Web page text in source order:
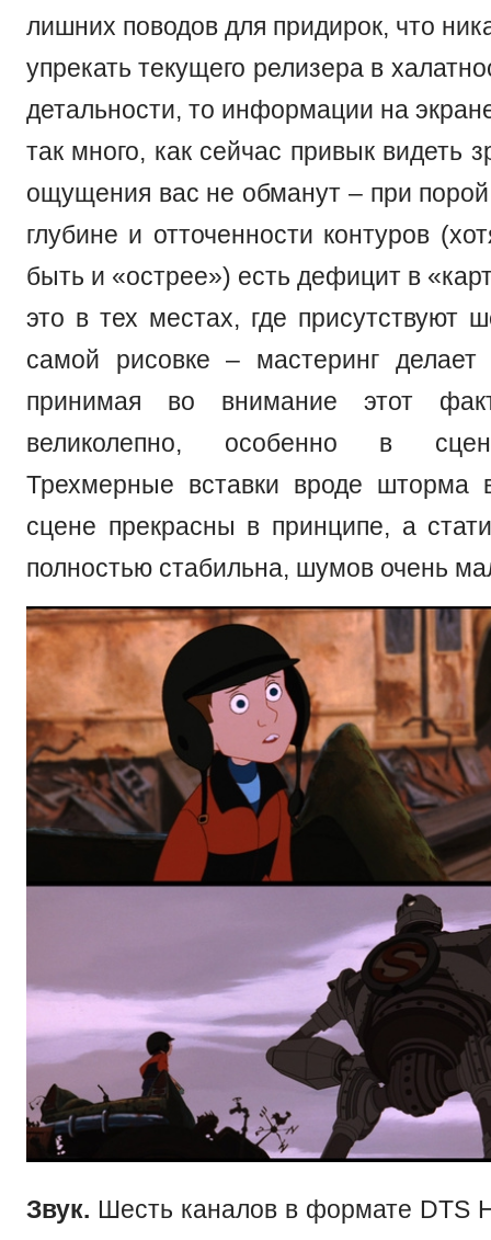
лишних поводов для придирок, что
упрекать текущего релизера в
детальности, то информации на
так много, как сейчас привык видеть
ощущения вас не обманут – при
глубине и отточенности контуров
быть и «острее») есть дефицит в
это в тех местах, где присутствуют
самой рисовке – мастеринг
принимая во внимание этот
великолепно, особенно в
Трехмерные вставки вроде шторма
сцене прекрасны в принципе, а
полностью стабильна, шумов очень
Звук. Шесть каналов в формате DTS